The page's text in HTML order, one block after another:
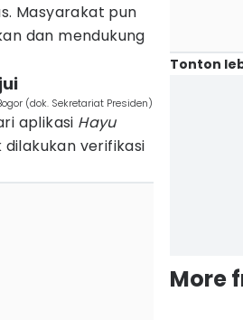
Masyarakat pun
dan mendukung
(dok. Sekretariat Presiden)
aplikasi Hayu
verifikasi
Tonton
More